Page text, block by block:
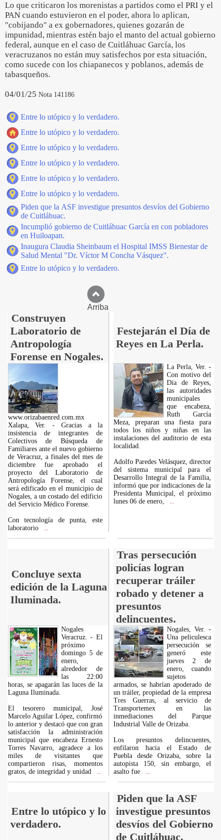
Lo que criticaron los morenistas a partidos como el PRI y el
PAN cuando estuvieron en el poder, ahora lo aplican,
"cobijando" a ex gobernadores, quienes gozarán de
impunidad, mientras estén bajo el manto del actual gobierno
federal, aunque en el caso de Cuitláhuac García, los
veracruzanos no están muy satisfechos por esta situación,
como sucede con los chiapanecos y poblanos, además de
tabasqueños.
04/01/25 Nota 141186
Entre lo utópico y lo verdadero.
Entre lo utópico y lo verdadero.
Entre lo utópico y lo verdadero.
Entre lo utópico y lo verdadero.
Entre lo utópico y lo verdadero.
Entre lo utópico y lo verdadero.
Piden que la ASF investigue presuntos desvíos del Gobierno
de Cuitláhuac.
Incumplió gobierno de Cuitláhuac García en con pobladores
en Huiloapan.
Inaugura Claudia Sheinbaum el Hospital IMSS Bienestar de
Salud Mental "Dr. Víctor M Concha Vásquez".
Entre lo utópico y lo verdadero.
Arriba
Construyen
Laboratorio de
Antropología
Forense en Nogales.
Festejarán el Día de
Reyes en La Perla.
www.orizabaenred.com.mx
Xalapa, Ver. - Gracias a la
insistencia de integrantes de
Colectivos de Búsqueda de
Familiares ante el nuevo gobierno
de Veracruz, a finales del mes de
diciembre fue aprobado el
proyecto del Laboratorio de
Antropología Forense, el cual
será edificado en el municipio de
Nogales, a un costado del edificio
del Servicio Médico Forense.
Con tecnología de punta, este
laboratorio
La Perla, Ver. -
Con motivo del
Día de Reyes,
las autoridades
municipales
que encabeza,
Ruth García
Meza, preparan una fiesta para
todos los niños y niñas en las
instalaciones del auditorio de esta
localidad.
Adolfo Paredes Velásquez, director
del sistema municipal para el
Desarrollo Integral de la Familia,
informó que por indicaciones de la
Presidenta Municipal, el próximo
lunes 06 de enero,
Concluye sexta
edición de la Laguna
Iluminada.
Tras persecución
policías logran
recuperar tráiler
robado y detener a
presuntos
delincuentes.
Nogales
Veracruz. - El
próximo
domingo 5 de
enero,
alrededor de
las 22:00
horas, se apagarán las luces de la
Laguna Iluminada.
El tesorero municipal, José
Marcelo Aguilar López, confirmó
lo anterior y destacó que con gran
satisfacción la administración
municipal que encabeza Ernesto
Torres Navarro, agradece a los
miles de visitantes que
compartieron risas, momentos
gratos, de integridad y unidad
Nogales, Ver. -
Una peliculesca
persecución se
generó este
jueves 2 de
enero, cuando
sujetos
armados, se habrían apoderado de
un tráiler, propiedad de la empresa
Tres Guerras, al servicio de
Transportemex en las
inmediaciones del Parque
Industrial Valle de Orizaba.
Los presuntos delincuentes,
enfilaron hacia el Estado de
Puebla desde Orizaba, sobre la
autopista 150, sin embargo, el
asalto fue
Entre lo utópico y lo
verdadero.
Piden que la ASF
investigue presuntos
desvíos del Gobierno
de Cuitláhuac.